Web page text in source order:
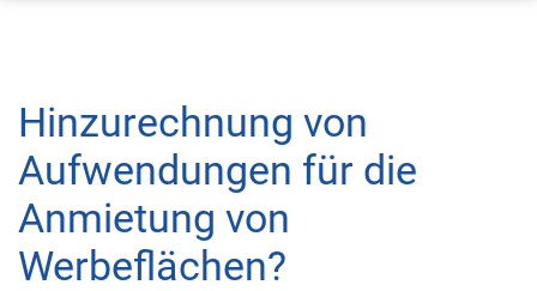
Hinzurechnung von
Aufwendungen für die
Anmietung von
Werbeflächen?